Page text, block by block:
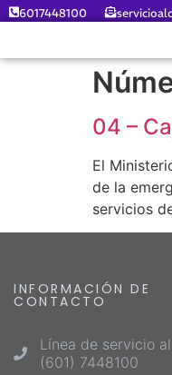
6017448100
04 –
El
de la
servicios
INFORMACIÓN DE
CONTACTO
Línea de servicio
(601) 7448100